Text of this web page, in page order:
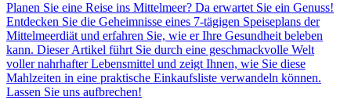
Planen Sie eine Reise ins Mittelmeer? Da erwartet Sie ein Genuss!
Entdecken Sie die Geheimnisse eines 7-tägigen Speiseplans der
Mittelmeerdiät und erfahren Sie, wie er Ihre Gesundheit beleben
kann. Dieser Artikel führt Sie durch eine geschmackvolle Welt
voller nahrhafter Lebensmittel und zeigt Ihnen, wie Sie diese
Mahlzeiten in eine praktische Einkaufsliste verwandeln können.
Lassen Sie uns aufbrechen!